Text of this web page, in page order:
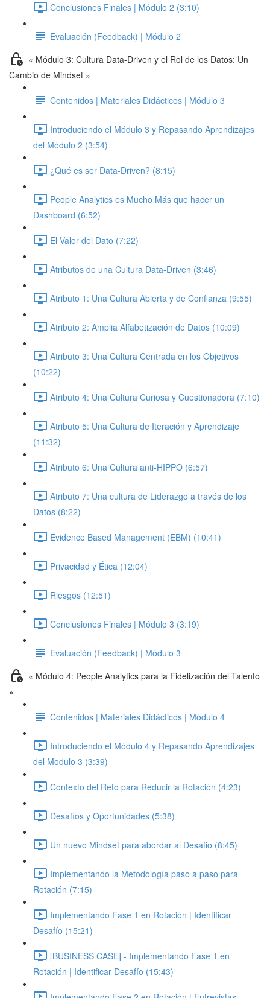
Conclusiones Finales | Módulo 2 (3:10)
Evaluación (Feedback) | Módulo 2
« Módulo 3: Cultura Data-Driven y el Rol de los Datos: Un
Cambio de Mindset »
Contenidos | Materiales Didácticos | Módulo 3
Introduciendo el Módulo 3 y Repasando Aprendizajes
del Módulo 2 (3:54)
¿Qué es ser Data-Driven? (8:15)
People Analytics es Mucho Más que hacer un
Dashboard (6:52)
El Valor del Dato (7:22)
Atributos de una Cultura Data-Driven (3:46)
Atributo 1: Una Cultura Abierta y de Confianza (9:55)
Atributo 2: Amplia Alfabetización de Datos (10:09)
Atributo 3: Una Cultura Centrada en los Objetivos
(10:22)
Atributo 4: Una Cultura Curiosa y Cuestionadora (7:10)
Atributo 5: Una Cultura de Iteración y Aprendizaje
(11:32)
Atributo 6: Una Cultura anti-HIPPO (6:57)
Atributo 7: Una cultura de Liderazgo a través de los
Datos (8:22)
Evidence Based Management (EBM) (10:41)
Privacidad y Ética (12:04)
Riesgos (12:51)
Conclusiones Finales | Módulo 3 (3:19)
Evaluación (Feedback) | Módulo 3
« Módulo 4: People Analytics para la Fidelización del Talento
»
Contenidos | Materiales Didácticos | Módulo 4
Introduciendo el Módulo 4 y Repasando Aprendizajes
del Modulo 3 (3:39)
Contexto del Reto para Reducir la Rotación (4:23)
Desafíos y Oportunidades (5:38)
Un nuevo Mindset para abordar al Desafio (8:45)
Implementando la Metodología paso a paso para
Rotación (7:15)
Implementando Fase 1 en Rotación | Identificar
Desafío (15:21)
[BUSINESS CASE] - Implementando Fase 1 en
Rotación | Identificar Desafío (15:43)